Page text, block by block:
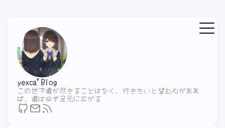
yexca'Blog
この世で道が尽きることはなく、行きたいと望む心があれ
ば、道は必ず足元に広がる